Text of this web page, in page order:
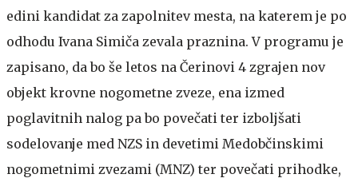
edini kandidat za zapolnitev mesta, na katerem je po
odhodu Ivana Simiča zevala praznina. V programu je
zapisano, da bo še letos na Čerinovi 4 zgrajen nov
objekt krovne nogometne zveze, ena izmed
poglavitnih nalog pa bo povečati ter izboljšati
sodelovanje med NZS in devetimi Medobčinskimi
nogometnimi zvezami (MNZ) ter povečati prihodke,